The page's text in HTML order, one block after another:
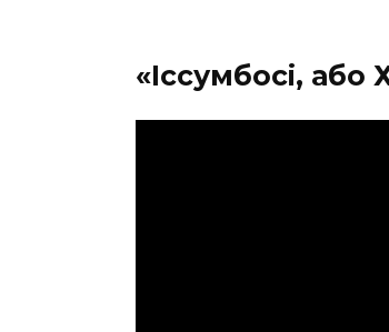
«Іссумбосі,